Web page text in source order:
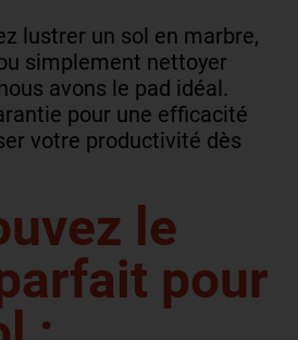
lustrer un sol en marbre,
simplement nettoyer
avons le pad idéal.
pour une efficacité
votre productivité dès
le
pour